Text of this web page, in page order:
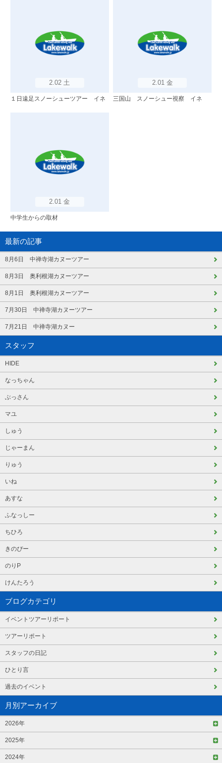
2.02 土
１日遠足スノーシューツアー イネ
2.01 金
三国山 スノーシュー視察 イネ
2.01 金
中学生からの取材
最新の記事
8月6日 中禅寺湖カヌーツアー
8月3日 奥利根湖カヌーツアー
8月1日 奥利根湖カヌーツアー
7月30日 中禅寺湖カヌーツアー
7月21日 中禅寺湖カヌー
スタッフ
HIDE
なっちゃん
ぶっさん
マユ
しゅう
じゃーまん
りゅう
いね
あすな
ふなっしー
ちひろ
きのぴー
のりP
けんたろう
ブログカテゴリ
イベントツアーリポート
ツアーリポート
スタッフの日記
ひとり言
過去のイベント
月別アーカイブ
2026年
2025年
2024年